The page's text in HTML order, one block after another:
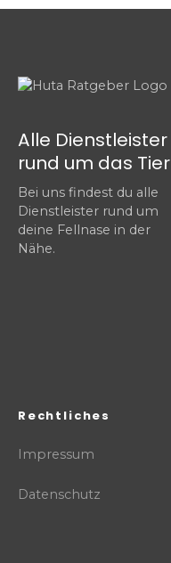
Alle Dienstleister
rund um das Tier
Bei uns findest du alle
Dienstleister rund um
deine Fellnase in der
Nähe.
Rechtliches
Impressum
Datenschutz